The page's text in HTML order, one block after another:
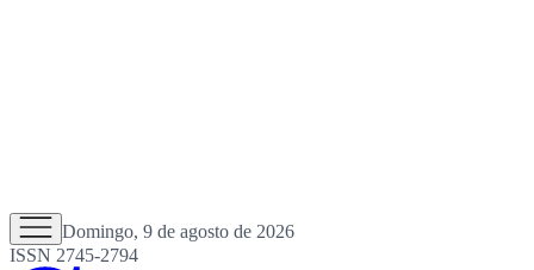
Domingo, 9 de agosto de 2026
ISSN 2745-2794